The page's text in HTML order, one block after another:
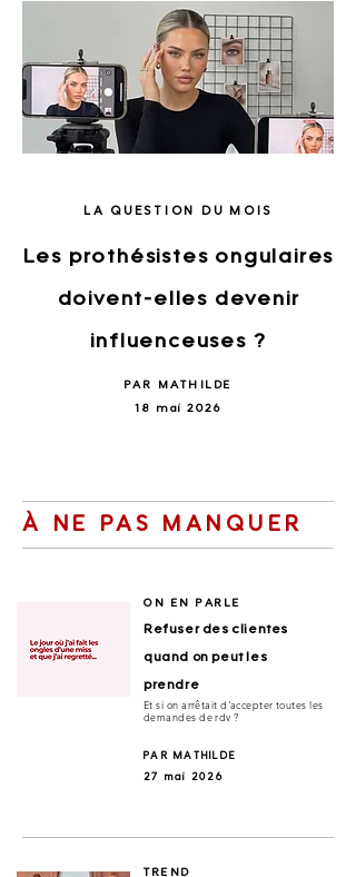
LA QUESTION DU MOIS
Les prothésistes ongulaires
doivent-elles devenir
influenceuses ?
PAR MATHILDE
18 mai 2026
À NE PAS MANQUER
ON EN PARLE
Refuser des clientes
quand on peut les
prendre
Et si on arrêtait d'accepter toutes les
demandes de rdv ?
PAR MATHILDE
27 mai 2026
TREND